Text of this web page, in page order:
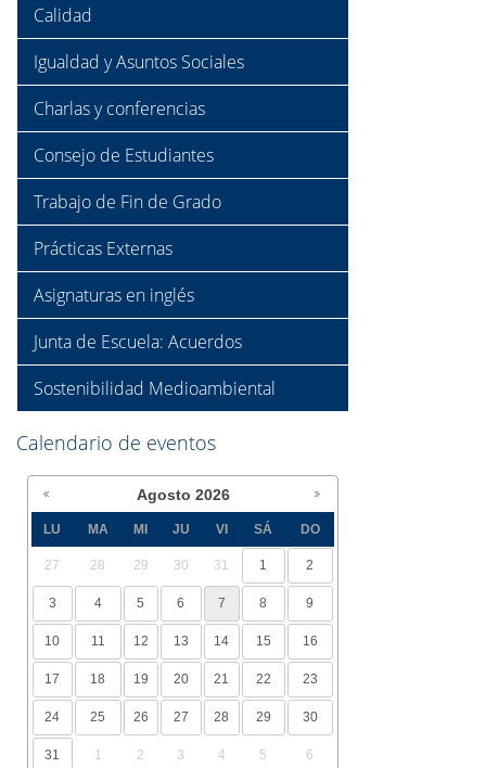
Calidad
Igualdad y Asuntos Sociales
Charlas y conferencias
Consejo de Estudiantes
Trabajo de Fin de Grado
Prácticas Externas
Asignaturas en inglés
Junta de Escuela: Acuerdos
Sostenibilidad Medioambiental
Calendario de eventos
Agosto 2026
LU MA MI JU VI SÁ DO
27 28 29 30 31 1 2
3 4 5 6 7 8 9
10 11 12 13 14 15 16
17 18 19 20 21 22 23
24 25 26 27 28 29 30
31 1 2 3 4 5 6